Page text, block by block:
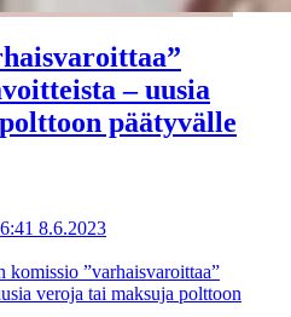
– uusia
päätyvälle
8.6.2023
”varhaisvaroittaa”
veroja tai maksuja polttoon